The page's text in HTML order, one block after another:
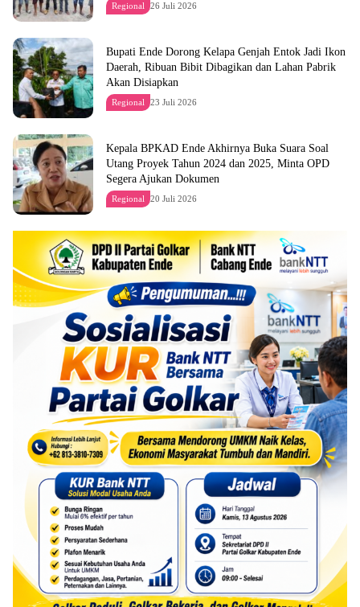
Regional 26 Juli 2026
Bupati Ende Dorong Kelapa Genjah Entok Jadi Ikon
Daerah, Ribuan Bibit Dibagikan dan Lahan Pabrik
Akan Disiapkan
Regional 23 Juli 2026
Kepala BPKAD Ende Akhirnya Buka Suara Soal
Utang Proyek Tahun 2024 dan 2025, Minta OPD
Segera Ajukan Dokumen
Regional 20 Juli 2026